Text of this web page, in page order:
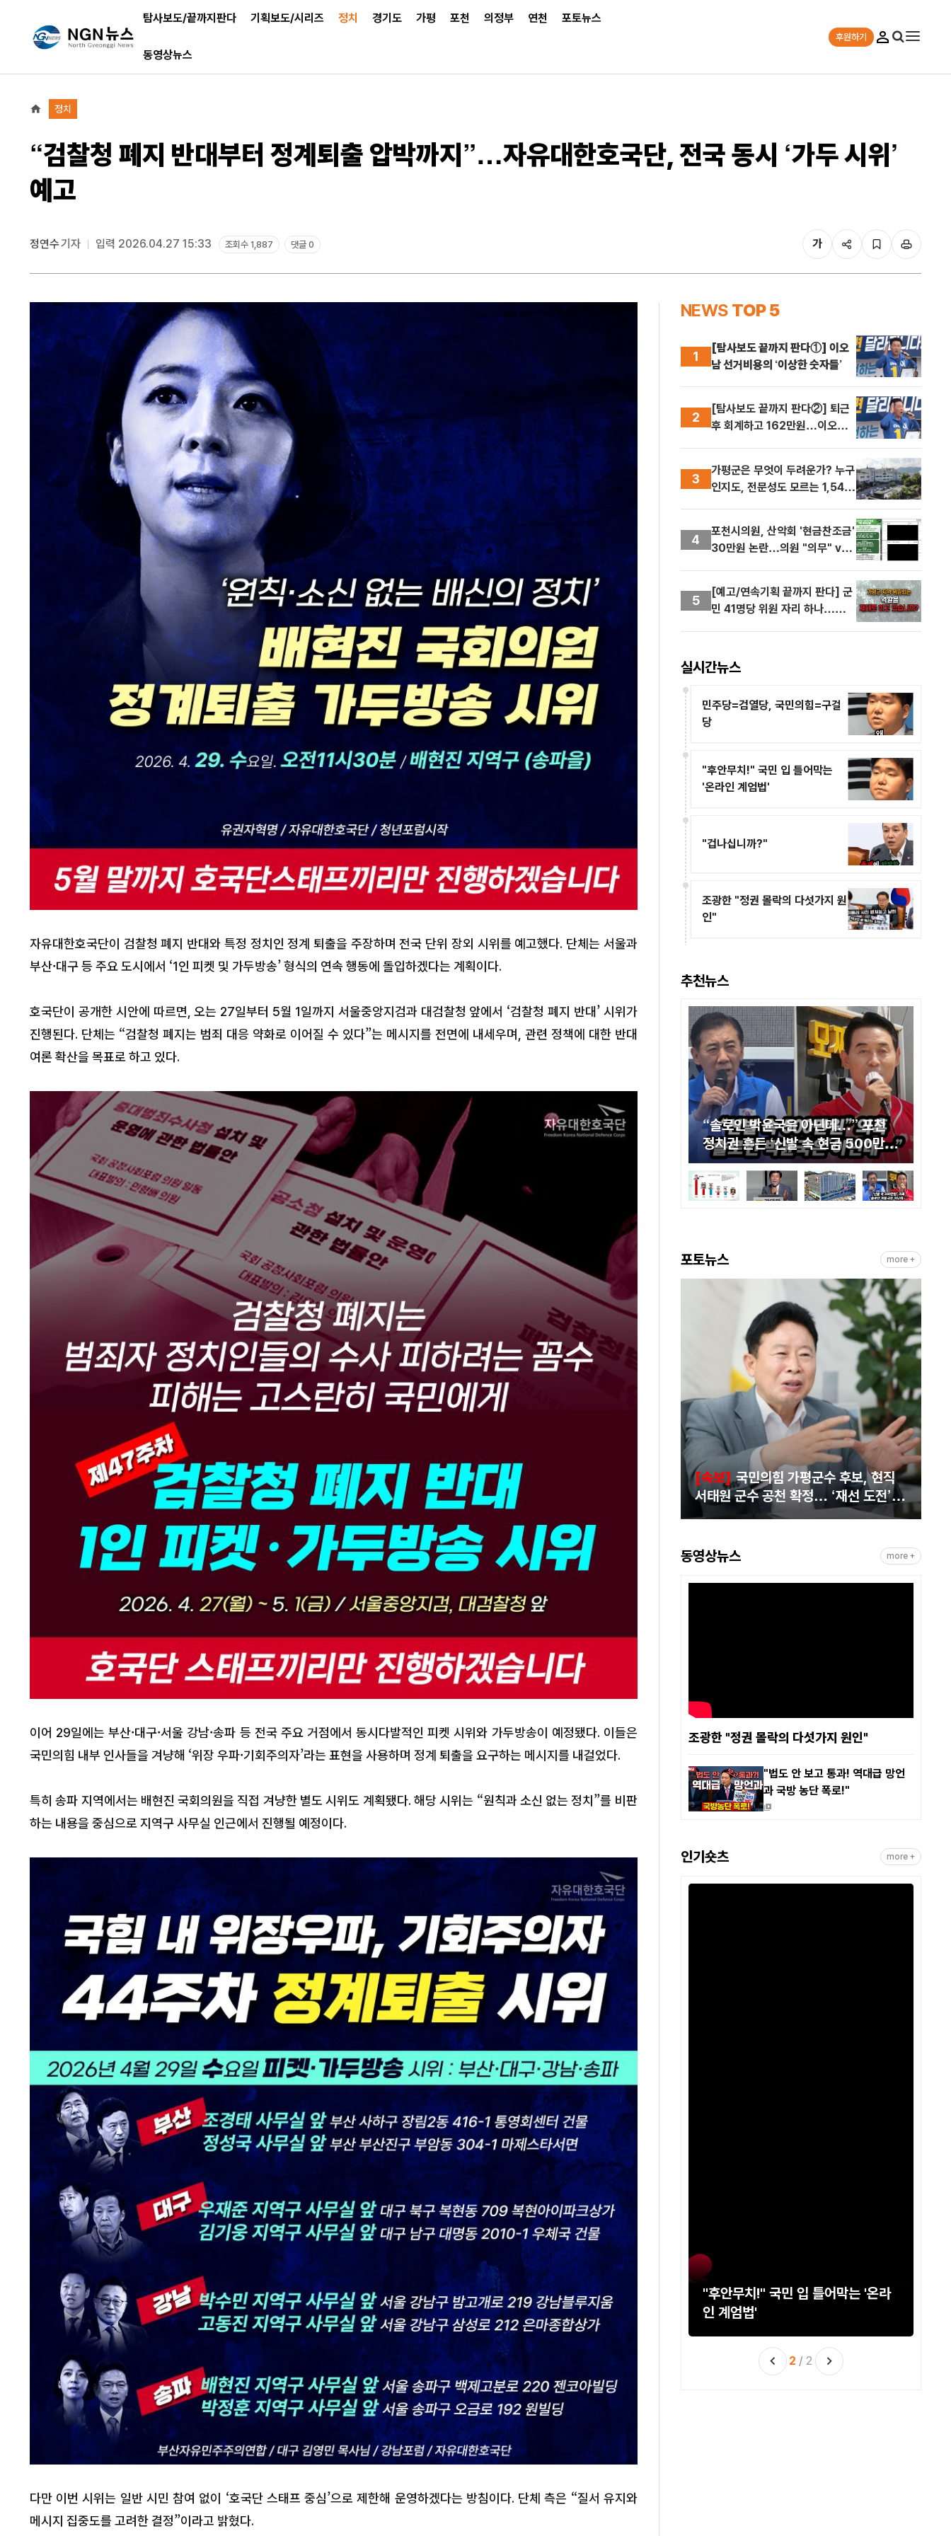
탐사보도/끝까지판다 기획보도/시리즈 정치 경기도 가평 포천 의정부 연천 포토뉴스
동영상뉴스
후원하기
정치
“검찰청 폐지 반대부터 정계퇴출 압박까지”…자유대한호국단, 전국 동시 ‘가두 시위’
예고
정연수기자 입력 2026.04.27 15:33 조회수 1,887 댓글 0 가
자유대한호국단이 검찰청 폐지 반대와 특정 정치인 정계 퇴출을 주장하며 전국 단위 장외 시위를 예고했다. 단체는 서울과
부산·대구 등 주요 도시에서 ‘1인 피켓 및 가두방송’ 형식의 연속 행동에 돌입하겠다는 계획이다.
호국단이 공개한 시안에 따르면, 오는 27일부터 5월 1일까지 서울중앙지검과 대검찰청 앞에서 ‘검찰청 폐지 반대’ 시위가
진행된다. 단체는 “검찰청 폐지는 범죄 대응 약화로 이어질 수 있다”는 메시지를 전면에 내세우며, 관련 정책에 대한 반대
여론 확산을 목표로 하고 있다.
이어 29일에는 부산·대구·서울 강남·송파 등 전국 주요 거점에서 동시다발적인 피켓 시위와 가두방송이 예정됐다. 이들은
국민의힘 내부 인사들을 겨냥해 ‘위장 우파·기회주의자’라는 표현을 사용하며 정계 퇴출을 요구하는 메시지를 내걸었다.
특히 송파 지역에서는 배현진 국회의원을 직접 겨냥한 별도 시위도 계획됐다. 해당 시위는 “원칙과 소신 없는 정치”를 비판
하는 내용을 중심으로 지역구 사무실 인근에서 진행될 예정이다.
다만 이번 시위는 일반 시민 참여 없이 ‘호국단 스태프 중심’으로 제한해 운영하겠다는 방침이다. 단체 측은 “질서 유지와
메시지 집중도를 고려한 결정”이라고 밝혔다.
NEWS TOP 5
1
[탐사보도 끝까지 판다①] 이오
남 선거비용의 ‘이상한 숫자들’
2
[탐사보도 끝까지 판다②] 퇴근
후 회계하고 162만원…이오남
3
가평군은 무엇이 두려운가? 누구
인지도, 전문성도 모르는 1,543
4
포천시의원, 산악회 '현금찬조금'
30만원 논란…의원 "의무" vs
5
[예고/연속기획 끝까지 판다] 군
민 41명당 위원 자리 하나…가평
회 연속 검증
실시간뉴스
민주당=검열당, 국민의힘=구걸
당
"후안무치!" 국민 입 틀어막는
'온라인 계엄법'
"겁나십니까?"
조광한 "정권 몰락의 다섯가지 원
인"
추천뉴스
[기자수첩]"내가 마시던 우물에 침
뱉기"를 멈춰야 할 때,비난이 아닌 비
판의 길로
조직표만 고치는 포천시장, ‘공무원
“솔로인 박윤국은 아닌데…” 포천
정치권 흔든 ‘신발 속 현금 500만
원’ 의혹
포토뉴스 more +
민주당=검열당, 국민의힘=구걸당
[사설] 법의 엄정함 속에서도 인간에 대
한 예우는 지켜져야 한다
[속보] 국민의힘 가평군수 후보, 현직
서태원 군수 공천 확정… ‘재선 도전’ 본
격화
동영상뉴스 more +
조광한 "정권 몰락의 다섯가지 원인"
"법도 안 보고 통과! 역대급 망언
과 국방 농단 폭로!"
인기숏츠 more +
"후안무치!" 국민 입 틀어막는 '온라
인 계엄법'
민주당=검열당, 국민의힘=구걸당
"후안무치!" 국민 입 틀어막는 '온라
인 계엄법'
2 / 2